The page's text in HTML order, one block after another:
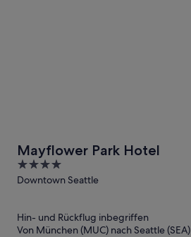
Mayflower Park Hotel
4
out
Downtown Seattle
Hin- und Rückflug inbegriffen
Von München (MUC) nach Seattle (SEA)